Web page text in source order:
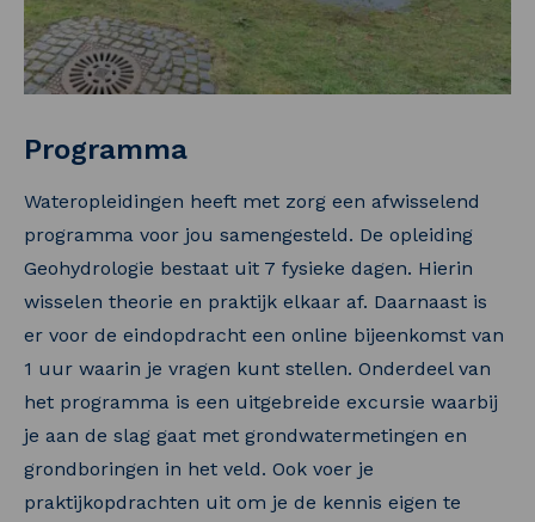
Programma
Wateropleidingen heeft met zorg een afwisselend
programma voor jou samengesteld. De opleiding
Geohydrologie bestaat uit 7 fysieke dagen. Hierin
wisselen theorie en praktijk elkaar af. Daarnaast is
er voor de eindopdracht een online bijeenkomst van
1 uur waarin je vragen kunt stellen. Onderdeel van
het programma is een uitgebreide excursie waarbij
je aan de slag gaat met grondwatermetingen en
grondboringen in het veld. Ook voer je
praktijkopdrachten uit om je de kennis eigen te